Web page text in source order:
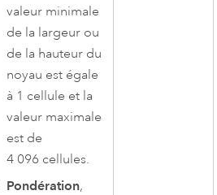
valeur minimale
de la largeur ou
de la hauteur du
noyau est égale
à 1 cellule et la
valeur maximale
est de
4 096 cellules.
Pondération,